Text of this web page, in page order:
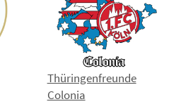
Thüringenfreunde
Colonia